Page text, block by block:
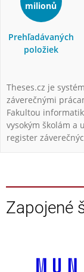
milionů
Prehľadávaných
položiek
Theses.cz je
záverečnými
Fakultou
vysokým školám a
register
Zapojené